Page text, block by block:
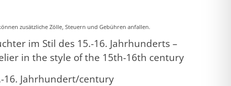
zusätzliche Zölle, Steuern und Gebühren anfallen.
im Stil des 15.-16. Jahrhunderts –
in the style of the 15th-16th century
16. Jahrhundert/century